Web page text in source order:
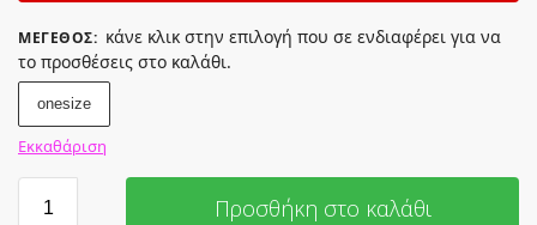
ΜΈΓΕΘΟΣ: κάνε κλικ στην επιλογή που σε ενδιαφέρει για να
το προσθέσεις στο καλάθι.
onesize
Εκκαθάριση
Προσθήκη στο καλάθι